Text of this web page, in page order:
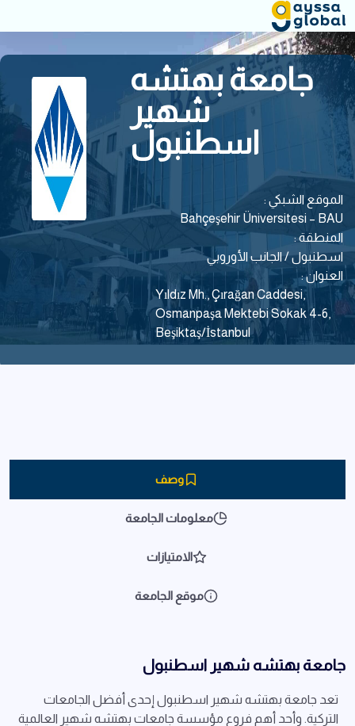
جامعة بهتشه
شهير
اسطنبول
الموقع الشبكي :
Bahçeşehir Üniversitesi – BAU
المنطقة :
اسطنبول / الجانب الأوروبي
العنوان :
Yıldız Mh., Çırağan Caddesi,
Osmanpaşa Mektebi Sokak 4-6,
Beşiktaş/İstanbul
وصف
معلومات الجامعة
الامتيازات
موقع الجامعة
جامعة بهتشه شهير اسطنبول
تعد جامعة بهتشه شهير اسطنبول إحدى أفضل الجامعات
التركية. وأحد أهم فروع مؤسسة جامعات بهتشه شهير العالمية